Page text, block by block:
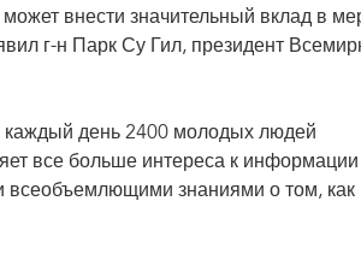
внести значительный вклад в
г-н Парк Су Гил, президент
день 2400 молодых людей
все больше интереса к информации
всеобъемлющими знаниями о том, как